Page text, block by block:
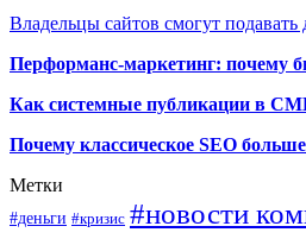
Владельцы сайтов смогут
Перформанс-маркетинг: почему
Как системные публикации в
Почему классическое SEO
Метки
#деньги #кризис #новости